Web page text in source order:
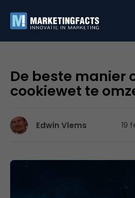
De beste manier
cookiewet te
Edwin Vlems 19